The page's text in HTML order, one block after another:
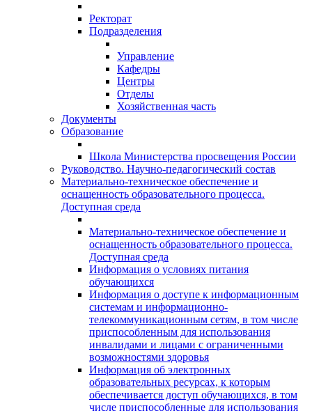
Ректорат
Подразделения
Управление
Кафедры
Центры
Отделы
Хозяйственная часть
Документы
Образование
Школа Министерства просвещения России
Руководство. Научно-педагогический состав
Материально-техническое обеспечение и
оснащенность образовательного процесса.
Доступная среда
Материально-техническое обеспечение и
оснащенность образовательного процесса.
Доступная среда
Информация о условиях питания
обучающихся
Информация о доступе к информационным
системам и информационно-
телекоммуникационным сетям, в том числе
приспособленным для использования
инвалидами и лицами с ограниченными
возможностями здоровья
Информация об электронных
образовательных ресурсах, к которым
обеспечивается доступ обучающихся, в том
числе приспособленные для использования